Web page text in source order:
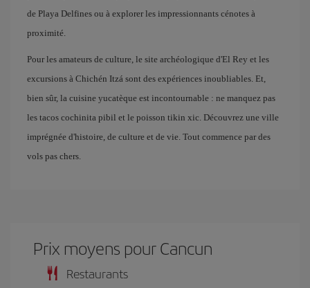
de Playa Delfines ou à explorer les impressionnants cénotes à
proximité.
Pour les amateurs de culture, le site archéologique d'El Rey et les
excursions à Chichén Itzá sont des expériences inoubliables. Et,
bien sûr, la cuisine yucatèque est incontournable : ne manquez pas
les tacos cochinita pibil et le poisson tikin xic. Découvrez une ville
imprégnée d'histoire, de culture et de vie. Tout commence par des
vols pas chers.
Prix ​​moyens pour Cancun
Restaurants